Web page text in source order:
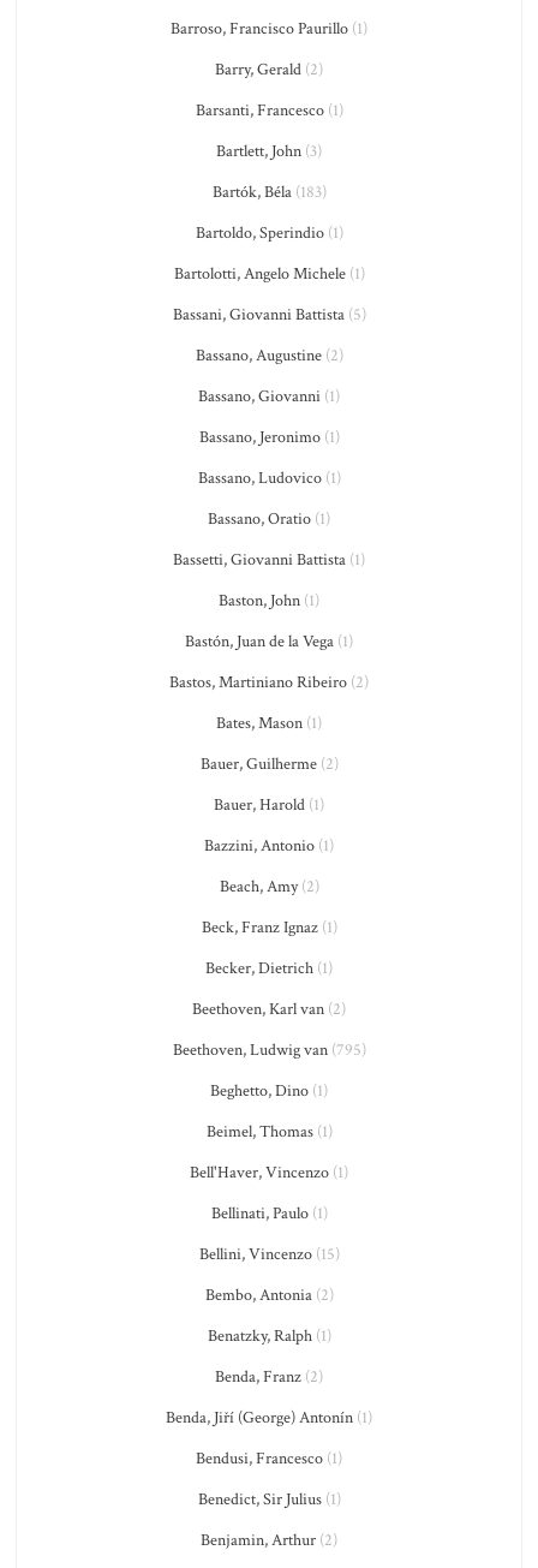
Barroso, Francisco Paurillo (1)
Barry, Gerald (2)
Barsanti, Francesco(1)
Bartlett, John (3)
Bartók, Béla(183)
Bartoldo, Sperindio(1)
Bartolotti, Angelo Michele(1)
Bassani, Giovanni Battista(5)
Bassano, Augustine(2)
Bassano, Giovanni (1)
Bassano, Jeronimo(1)
Bassano, Ludovico(1)
Bassano, Oratio (1)
Bassetti, Giovanni Battista (1)
Baston, John (1)
Bastón, Juan de la Vega (1)
Bastos, Martiniano Ribeiro (2)
Bates, Mason (1)
Bauer, Guilherme(2)
Bauer, Harold (1)
Bazzini, Antonio (1)
Beach, Amy(2)
Beck, Franz Ignaz(1)
Becker, Dietrich (1)
Beethoven, Karl van (2)
Beethoven, Ludwig van(795)
Beghetto, Dino (1)
Beimel, Thomas(1)
Bell'Haver, Vincenzo (1)
Bellinati, Paulo(1)
Bellini, Vincenzo(15)
Bembo, Antonia(2)
Benatzky, Ralph(1)
Benda, Franz (2)
Benda, Jiří (George) Antonín (1)
Bendusi, Francesco (1)
Benedict, Sir Julius(1)
Benjamin, Arthur (2)